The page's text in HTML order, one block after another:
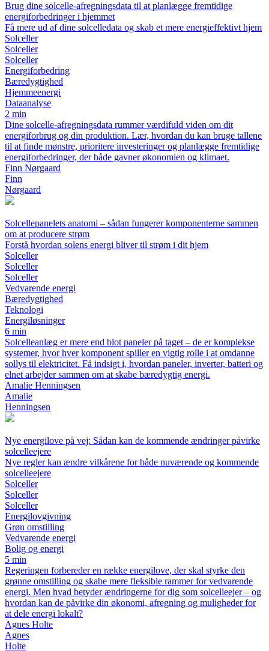
Brug dine solcelle-afregningsdata til at planlægge fremtidige
energiforbedringer i hjemmet
Få mere ud af dine solcelledata og skab et mere energieffektivt hjem
Solceller
Solceller
Solceller
Energiforbedring
Bæredygtighed
Hjemmeenergi
Dataanalyse
2 min
Dine solcelle-afregningsdata rummer værdifuld viden om dit
energiforbrug og din produktion. Lær, hvordan du kan bruge tallene
til at finde mønstre, prioritere investeringer og planlægge fremtidige
energiforbedringer, der både gavner økonomien og klimaet.
Finn Nørgaard
Finn
Nørgaard
Solcellepanelets anatomi – sådan fungerer komponenterne sammen
om at producere strøm
Forstå hvordan solens energi bliver til strøm i dit hjem
Solceller
Solceller
Solceller
Vedvarende energi
Bæredygtighed
Teknologi
Energiløsninger
6 min
Solcelleanlæg er mere end blot paneler på taget – de er komplekse
systemer, hvor hver komponent spiller en vigtig rolle i at omdanne
sollys til elektricitet. Få indsigt i, hvordan paneler, inverter, batteri og
elnet arbejder sammen om at skabe bæredygtig energi.
Amalie Henningsen
Amalie
Henningsen
Nye energilove på vej: Sådan kan de kommende ændringer påvirke
solcelleejere
Nye regler kan ændre vilkårene for både nuværende og kommende
solcelleejere
Solceller
Solceller
Solceller
Energilovgivning
Grøn omstilling
Vedvarende energi
Bolig og energi
5 min
Regeringen forbereder en række energilove, der skal styrke den
grønne omstilling og skabe mere fleksible rammer for vedvarende
energi. Men hvad betyder ændringerne for dig som solcelleejer – og
hvordan kan de påvirke din økonomi, afregning og muligheder for
at dele energi lokalt?
Agnes Holte
Agnes
Holte